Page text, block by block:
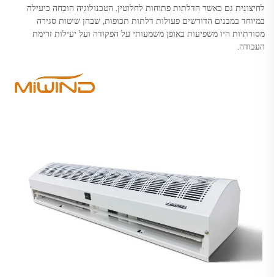
לחיצונית גם כאשר הדלתות פתוחות לחלוטין. הטכנולוגיה הוכחה כיעילה
במיוחד במבנים הדורשים פעולות דלתות תכופות, שבהן שיטות סגירה
מסורתיות היו משפיעות באופן משמעותי על הפקודה ועל יעילות זרימת
העבודה.